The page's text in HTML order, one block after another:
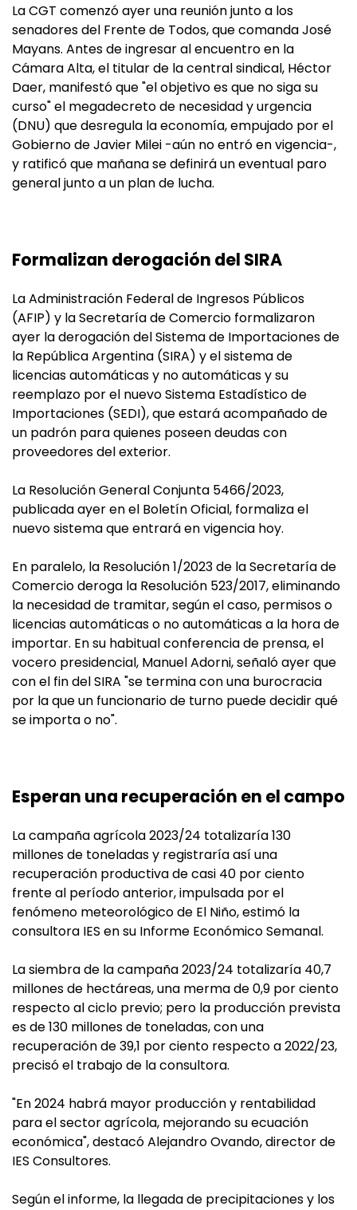
La CGT comenzó ayer una reunión junto a los
senadores del Frente de Todos, que comanda José
Mayans. Antes de ingresar al encuentro en la
Cámara Alta, el titular de la central sindical, Héctor
Daer, manifestó que "el objetivo es que no siga su
curso" el megadecreto de necesidad y urgencia
(DNU) que desregula la economía, empujado por el
Gobierno de Javier Milei -aún no entró en vigencia-,
y ratificó que mañana se definirá un eventual paro
general junto a un plan de lucha.
Formalizan derogación del SIRA
La Administración Federal de Ingresos Públicos
(AFIP) y la Secretaría de Comercio formalizaron
ayer la derogación del Sistema de Importaciones de
la República Argentina (SIRA) y el sistema de
licencias automáticas y no automáticas y su
reemplazo por el nuevo Sistema Estadístico de
Importaciones (SEDI), que estará acompañado de
un padrón para quienes poseen deudas con
proveedores del exterior.
La Resolución General Conjunta 5466/2023,
publicada ayer en el Boletín Oficial, formaliza el
nuevo sistema que entrará en vigencia hoy.
En paralelo, la Resolución 1/2023 de la Secretaría de
Comercio deroga la Resolución 523/2017, eliminando
la necesidad de tramitar, según el caso, permisos o
licencias automáticas o no automáticas a la hora de
importar. En su habitual conferencia de prensa, el
vocero presidencial, Manuel Adorni, señaló ayer que
con el fin del SIRA "se termina con una burocracia
por la que un funcionario de turno puede decidir qué
se importa o no".
Esperan una recuperación en el campo
La campaña agrícola 2023/24 totalizaría 130
millones de toneladas y registraría así una
recuperación productiva de casi 40 por ciento
frente al período anterior, impulsada por el
fenómeno meteorológico de El Niño, estimó la
consultora IES en su Informe Económico Semanal.
La siembra de la campaña 2023/24 totalizaría 40,7
millones de hectáreas, una merma de 0,9 por ciento
respecto al ciclo previo; pero la producción prevista
es de 130 millones de toneladas, con una
recuperación de 39,1 por ciento respecto a 2022/23,
precisó el trabajo de la consultora.
"En 2024 habrá mayor producción y rentabilidad
para el sector agrícola, mejorando su ecuación
económica", destacó Alejandro Ovando, director de
IES Consultores.
Según el informe, la llegada de precipitaciones y los